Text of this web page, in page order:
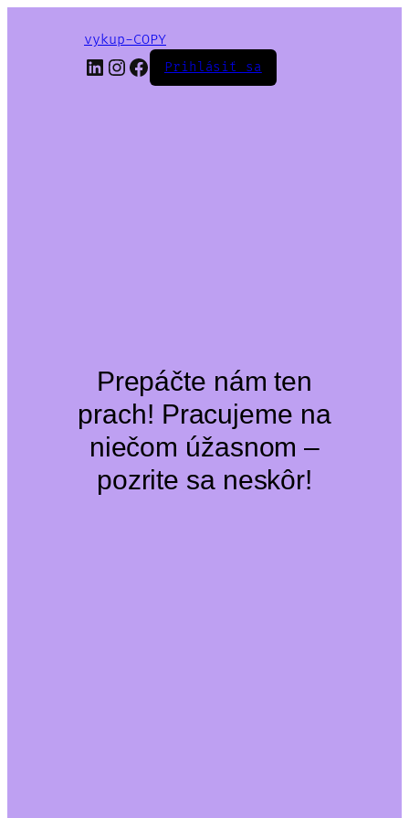
vykup-COPY
LinkedIn
Instagram
Facebook
Prihlásiť sa
Prepáčte nám ten
prach! Pracujeme na
niečom úžasnom –
pozrite sa neskôr!